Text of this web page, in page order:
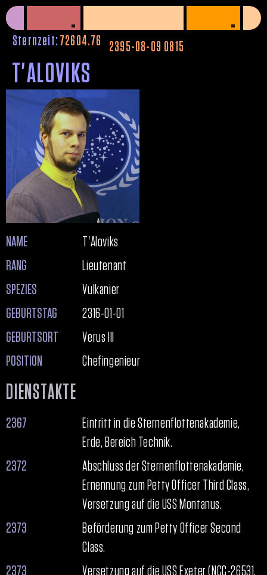
T'ALOVIKS
Sternzeit:72604.76 2395-08-09 0815
^ = =
NAME
T'Aloviks
RANG
Lieutenant
SPEZIES
Vulkanier
GEBURTSTAG
2316-01-01
GEBURTSORT
Verus III
POSITION
Chefingenieur
DIENSTAKTE
2367
Eintritt in die Sternenflottenakademie,
Erde, Bereich Technik.
2372
Abschluss der Sternenflottenakademie,
Ernennung zum Petty Officer Third Class,
Versetzung auf die USS Montanus.
2373
Beförderung zum Petty Officer Second
Class.
2373
Versetzung auf die USS Exeter (NCC-26531,